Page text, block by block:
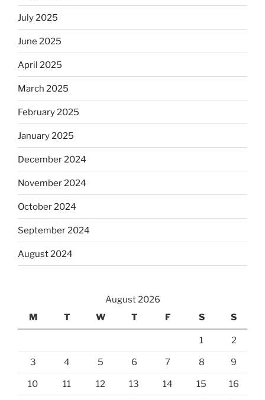
July 2025
June 2025
April 2025
March 2025
February 2025
January 2025
December 2024
November 2024
October 2024
September 2024
August 2024
August 2026
M
T W T F S S
1 2
3 4 5 6 7 8 9
10 11 12 13 14 15 16